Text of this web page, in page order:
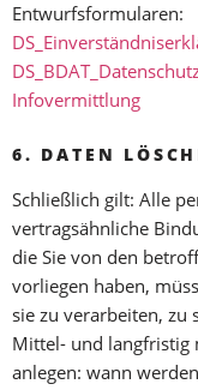
Entwurfsformularen:
Infovermittlung
6. DATEN
Schließlich gilt: Alle
vertragsähnliche
die Sie von den
vorliegen haben,
sie zu verarbeiten, zu
Mittel- und langfristig
anlegen: wann